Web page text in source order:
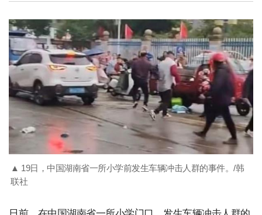
▲ 19日，中国湖南省一所小学前发生车辆冲击人群的事件。/韩
联社